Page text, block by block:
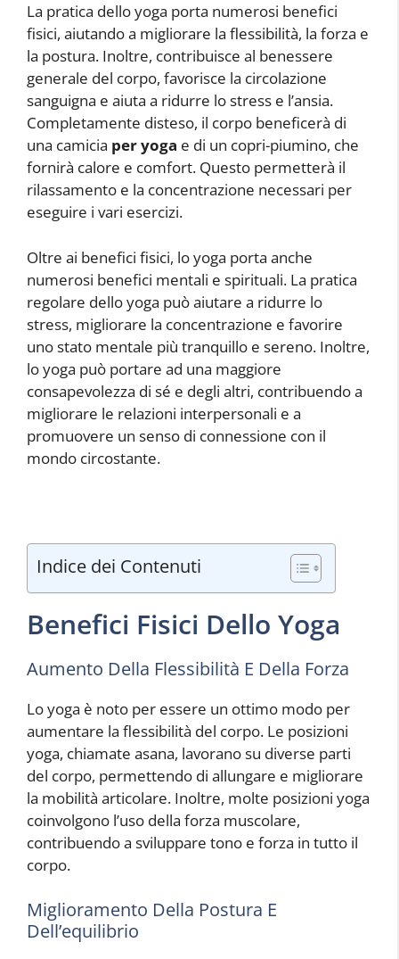
La pratica dello yoga porta numerosi benefici
fisici, aiutando a migliorare la flessibilità, la forza e
la postura. Inoltre, contribuisce al benessere
generale del corpo, favorisce la circolazione
sanguigna e aiuta a ridurre lo stress e l’ansia.
Completamente disteso, il corpo beneficerà di
una camicia per yoga e di un copri-piumino, che
fornirà calore e comfort. Questo permetterà il
rilassamento e la concentrazione necessari per
eseguire i vari esercizi.
Oltre ai benefici fisici, lo yoga porta anche
numerosi benefici mentali e spirituali. La pratica
regolare dello yoga può aiutare a ridurre lo
stress, migliorare la concentrazione e favorire
uno stato mentale più tranquillo e sereno. Inoltre,
lo yoga può portare ad una maggiore
consapevolezza di sé e degli altri, contribuendo a
migliorare le relazioni interpersonali e a
promuovere un senso di connessione con il
mondo circostante.
Indice dei Contenuti
Benefici Fisici Dello Yoga
Aumento Della Flessibilità E Della Forza
Lo yoga è noto per essere un ottimo modo per
aumentare la flessibilità del corpo. Le posizioni
yoga, chiamate asana, lavorano su diverse parti
del corpo, permettendo di allungare e migliorare
la mobilità articolare. Inoltre, molte posizioni yoga
coinvolgono l’uso della forza muscolare,
contribuendo a sviluppare tono e forza in tutto il
corpo.
Miglioramento Della Postura E
Dell’equilibrio